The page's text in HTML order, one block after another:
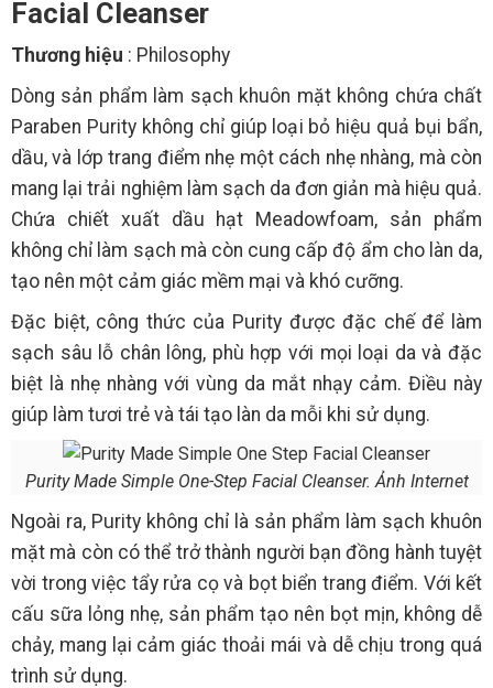
Facial Cleanser
Thương hiệu : Philosophy
Dòng sản phẩm làm sạch khuôn mặt không chứa chất
Paraben Purity không chỉ giúp loại bỏ hiệu quả bụi bẩn,
dầu, và lớp trang điểm nhẹ một cách nhẹ nhàng, mà còn
mang lại trải nghiệm làm sạch da đơn giản mà hiệu quả.
Chứa chiết xuất dầu hạt Meadowfoam, sản phẩm
không chỉ làm sạch mà còn cung cấp độ ẩm cho làn da,
tạo nên một cảm giác mềm mại và khó cưỡng.
Đặc biệt, công thức của Purity được đặc chế để làm
sạch sâu lỗ chân lông, phù hợp với mọi loại da và đặc
biệt là nhẹ nhàng với vùng da mắt nhạy cảm. Điều này
giúp làm tươi trẻ và tái tạo làn da mỗi khi sử dụng.
Purity Made Simple One-Step Facial Cleanser. Ảnh Internet
Ngoài ra, Purity không chỉ là sản phẩm làm sạch khuôn
mặt mà còn có thể trở thành người bạn đồng hành tuyệt
vời trong việc tẩy rửa cọ và bọt biển trang điểm. Với kết
cấu sữa lỏng nhẹ, sản phẩm tạo nên bọt mịn, không dễ
chảy, mang lại cảm giác thoải mái và dễ chịu trong quá
trình sử dụng.